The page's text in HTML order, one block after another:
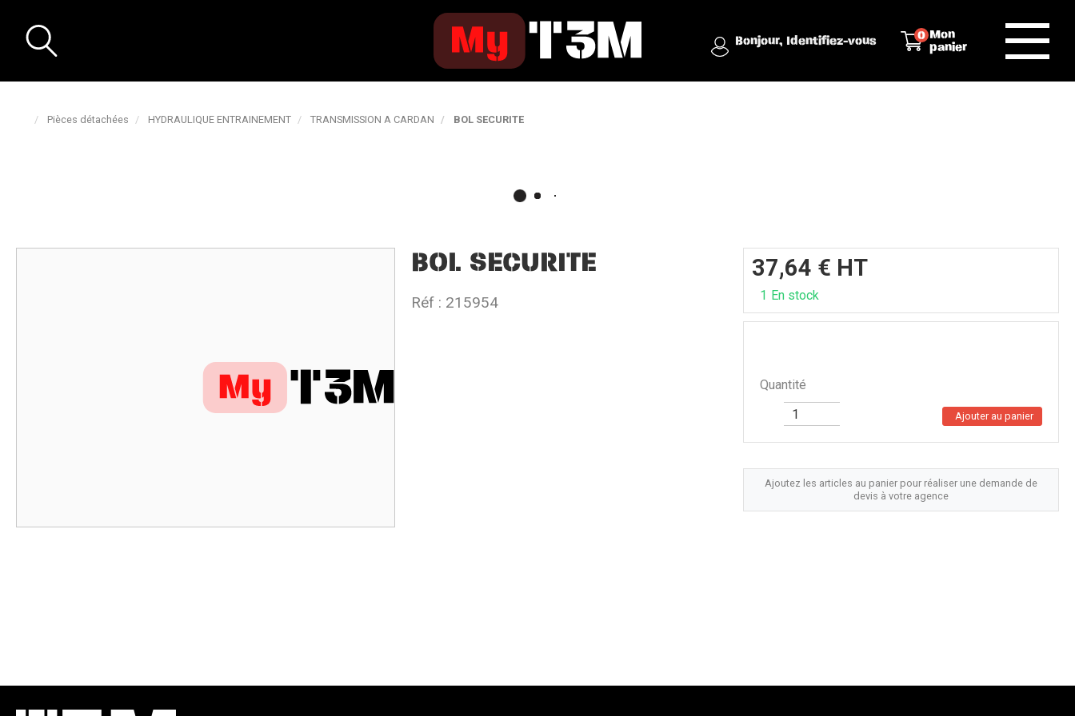
Bonjour, Identifiez-vous
Mon
panier
0
Pièces détachées HYDRAULIQUE ENTRAINEMENT TRANSMISSION A CARDAN BOL SECURITE
BOL SECURITE
Réf : 215954
Ajoutez les articles au panier pour réaliser une demande de
devis à votre agence
37,64 € HT
1 En stock
Quantité
Ajouter au panier